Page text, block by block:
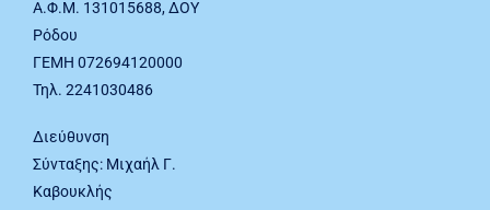
Α.Φ.Μ. 131015688, ΔΟΥ
Ρόδου
ΓΕΜΗ 072694120000
Τηλ. 2241030486
Διεύθυνση
Σύνταξης: Μιχαήλ Γ.
Καβουκλής